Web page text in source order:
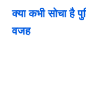
क्या कभी सोचा है
वजह